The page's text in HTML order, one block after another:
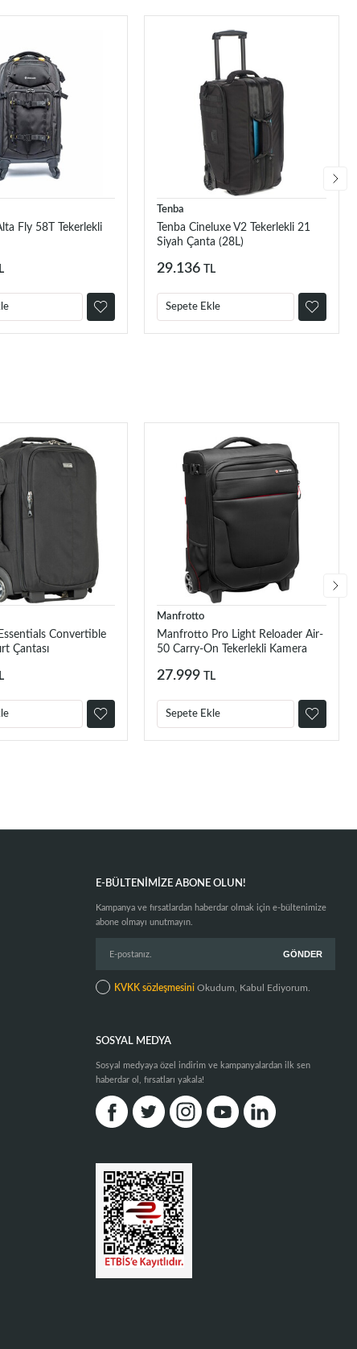
Fly 58T Tekerlekli
Tenba
Tenba Cineluxe V2 Tekerlekli 21
Siyah Çanta (28L)
29.136 TL
Sepete Ekle
Convertible
Çantası
Manfrotto
Manfrotto Pro Light Reloader Air-
50 Carry-On Tekerlekli Kamera
27.999 TL
Sepete Ekle
E-BÜLTENIMIZE ABONE OLUN!
Kampanya ve fırsatlardan haberdar olmak için e-bültenimize
abone olmayı unutmayın.
KVKK sözleşmesini Okudum, Kabul Ediyorum.
SOSYAL MEDYA
Sosyal medyaya özel indirim ve kampanyalardan ilk sen
haberdar ol, fırsatları yakala!